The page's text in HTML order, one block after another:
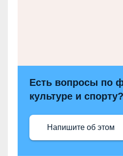
Есть вопросы по
культуре и спорту?
Напишите об этом